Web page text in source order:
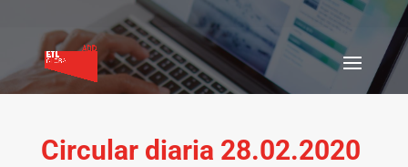
Circular diaria 28.02.2020